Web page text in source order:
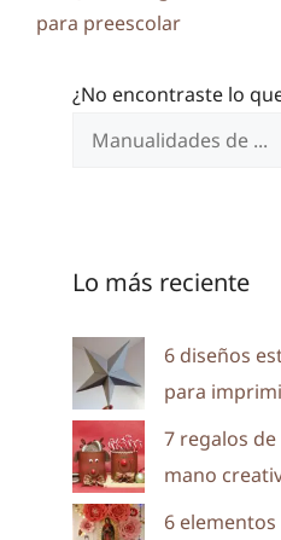
para preescolar
¿No encontraste lo
Lo más reciente
6 diseños
para
7 regalos
mano
6